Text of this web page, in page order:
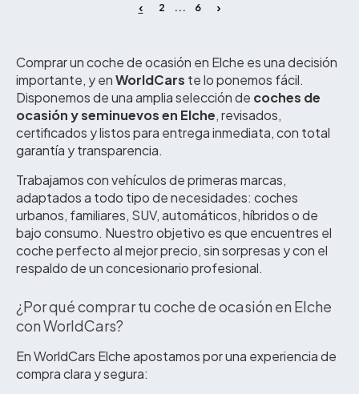
2 ... 6
Comprar un coche de ocasión en Elche es una decisión
importante, y enWorldCars te lo ponemos fácil.
Disponemos de una amplia selección de coches de
ocasión y seminuevos en Elche, revisados,
certificados y listos para entrega inmediata, con total
garantía y transparencia.
Trabajamos con vehículos de primeras marcas,
adaptados a todo tipo de necesidades: coches
urbanos, familiares, SUV, automáticos, híbridos o de
bajo consumo. Nuestro objetivo es que encuentres el
coche perfecto al mejor precio, sin sorpresas y con el
respaldo de un concesionario profesional.
¿Por qué comprar tu coche de ocasión en Elche
con WorldCars?
En WorldCars Elche apostamos por una experiencia de
compra clara y segura: